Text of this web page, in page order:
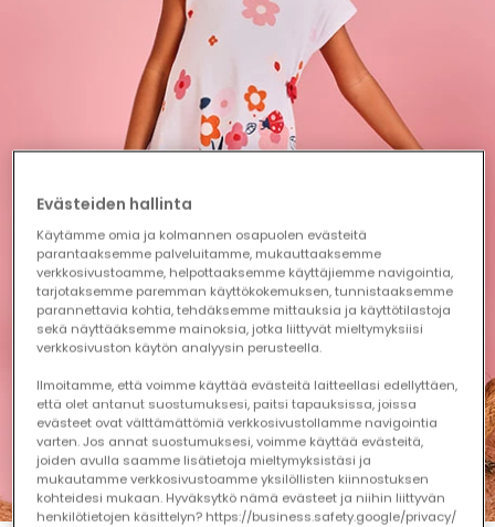
1 2 3 4 5
Evästeiden hallinta
Käytämme omia ja kolmannen osapuolen evästeitä
parantaaksemme palveluitamme, mukauttaaksemme
verkkosivustoamme, helpottaaksemme käyttäjiemme navigointia,
tarjotaksemme paremman käyttökokemuksen, tunnistaaksemme
parannettavia kohtia, tehdäksemme mittauksia ja käyttötilastoja
sekä näyttääksemme mainoksia, jotka liittyvät mieltymyksiisi
verkkosivuston käytön analyysin perusteella.
Ilmoitamme, että voimme käyttää evästeitä laitteellasi edellyttäen,
että olet antanut suostumuksesi, paitsi tapauksissa, joissa
evästeet ovat välttämättömiä verkkosivustollamme navigointia
varten. Jos annat suostumuksesi, voimme käyttää evästeitä,
joiden avulla saamme lisätietoja mieltymyksistäsi ja
mukautamme verkkosivustoamme yksilöllisten kiinnostuksen
kohteidesi mukaan. Hyväksytkö nämä evästeet ja niihin liittyvän
henkilötietojen käsittelyn? https://business.safety.google/privacy/